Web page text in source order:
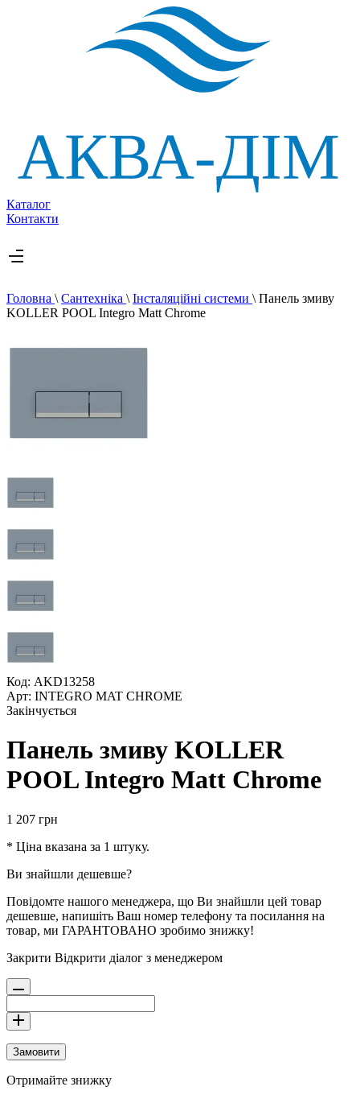
Каталог
Контакти
Головна \ Сантехніка \ Інсталяційні системи \ Панель змиву
KOLLER POOL Integro Matt Chrome
Код: AKD13258
Арт: INTEGRO MAT CHROME
Закінчується
Панель змиву KOLLER
POOL Integro Matt Chrome
1 207 грн
* Ціна вказана за 1 штуку.
Ви знайшли дешевше?
Повідомте нашого менеджера, що Ви знайшли цей товар
дешевше, напишіть Ваш номер телефону та посилання на
товар, ми ГАРАНТОВАНО зробимо знижку!
Закрити Відкрити діалог з менеджером
Замовити
Отримайте знижку